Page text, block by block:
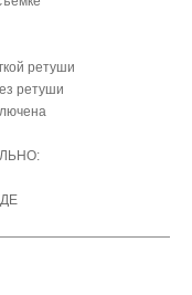
ретуши
ретуши